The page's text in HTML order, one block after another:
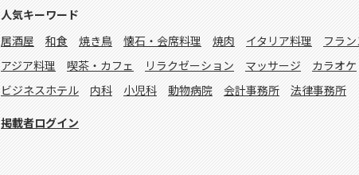
人気キーワード
居酒屋
和食 焼き鳥 懐石・会席料理 焼肉 イタリア料理
フラ
アジア料理
喫茶・カフェ リラクゼーション マッサージ
カラオケ
ビジネスホテル
内科 小児科 動物病院 会計事務所 法律事務所
掲載者ログイン